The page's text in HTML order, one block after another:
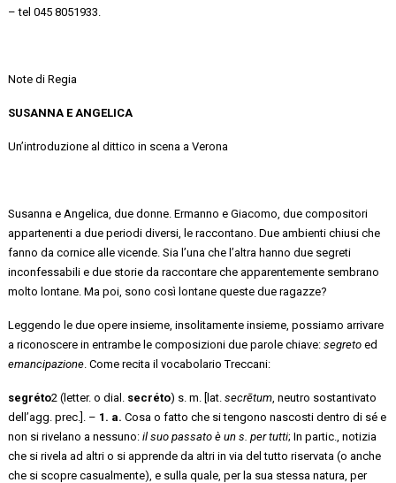
– tel 045 8051933.
Note di Regia
SUSANNA E ANGELICA
Un’introduzione al dittico in scena a Verona
Susanna e Angelica, due donne. Ermanno e Giacomo, due compositori
appartenenti a due periodi diversi, le raccontano. Due ambienti chiusi che
fanno da cornice alle vicende. Sia l’una che l’altra hanno due segreti
inconfessabili e due storie da raccontare che apparentemente sembrano
molto lontane. Ma poi, sono così lontane queste due ragazze?
Leggendo le due opere insieme, insolitamente insieme, possiamo arrivare
a riconoscere in entrambe le composizioni due parole chiave:segreto ed
emancipazione . Come recita il vocabolario Treccani:
segréto2 (letter. o dial. secréto) s. m. [lat.secrētum , neutro sostantivato
dell’agg. prec.]. – 1. a.Cosa o fatto che si tengono nascosti dentro di sé e
non si rivelano a nessuno:il suo passato è un s. per tutti; In partic., notizia
che si rivela ad altri o si apprende da altri in via del tutto riservata (o anche
che si scopre casualmente), e sulla quale, per la sua stessa natura, per